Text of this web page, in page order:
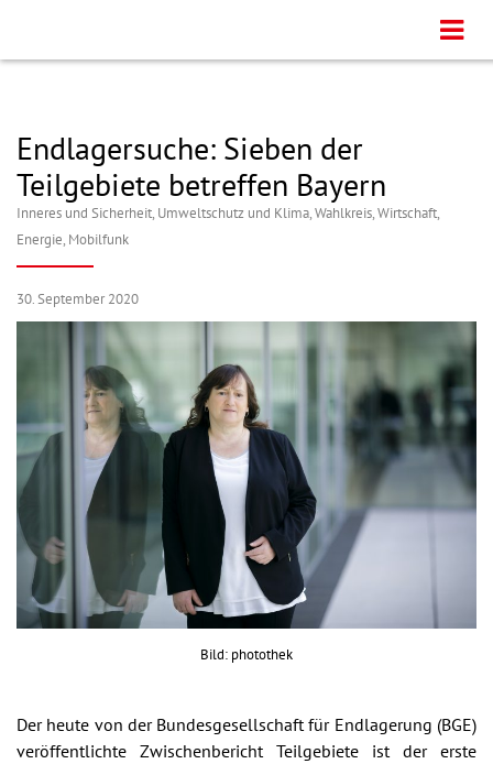
Endlagersuche: Sieben der
Teilgebiete betreffen Bayern
Inneres und Sicherheit, Umweltschutz und Klima,Wahlkreis,Wirtschaft,
Energie, Mobilfunk
30. September 2020
Bild: photothek
Der heute von der Bundesgesellschaft für Endlagerung (BGE)
veröffentlichte Zwischenbericht Teilgebiete ist der erste